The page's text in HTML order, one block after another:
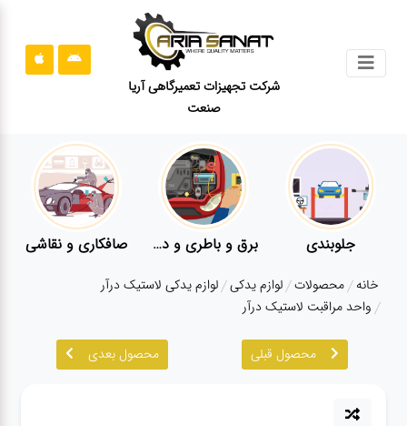
شرکت تجهیزات تعمیرگاهی آریا
صنعت
قوانین
سایت
ارتباط
درباره
ما
آپاراتی
جلوبندی برق و باطری و دیاگ صافکاری و نقاشی
خانه محصولات لوازم یدکی لوازم یدکی لاستیک درآر
واحد مراقبت لاستیک درآر
محصول قبلی محصول بعدی